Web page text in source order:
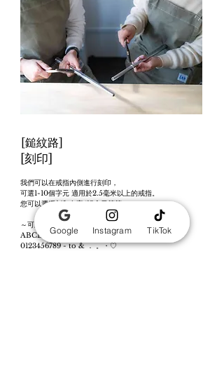
[鎚紋路]
[刻印]
我們可以在戒指內側進行刻印，
可選1-10個字元 適用於2.5毫米以上的戒指。
您可以選擇刻印名字/記念日等等。
～可雕刻的文字～
ABCDEFGHIJKLMNOPQRSTUVWXYZ
0123456789- to& ． 。・♡
Google Instagram TikTok